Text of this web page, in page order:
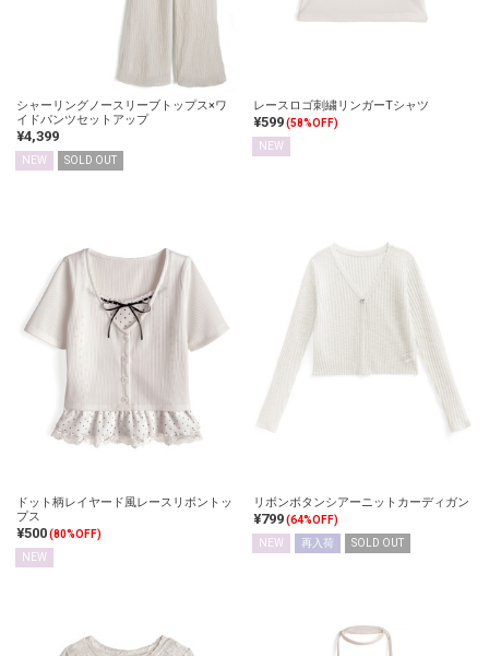
シャーリングノースリーブトップス×ワ
イドパンツセットアップ
¥4,399
NEW SOLD OUT
レースロゴ刺繍リンガーTシャツ
¥599(58%OFF)
NEW
ドット柄レイヤード風レースリボントッ
プス
¥500(80%OFF)
NEW
リボンボタンシアーニットカーディガン
¥799(64%OFF)
NEW
再入荷 SOLD OUT